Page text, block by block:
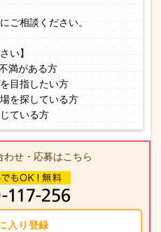
ご相談ください。
い】
満がある方
目指したい方
を探している方
ている方
わせ・応募はこちら
入り登録